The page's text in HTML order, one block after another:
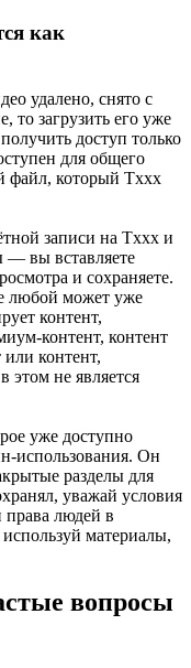
как
удалено, снято с
то загрузить его уже
доступ только
для общего
файл, который Txxx
записи на Txxx и
— вы вставляете
и сохраняете.
любой может уже
контент,
контент, контент
контент,
не является
уже доступно
использования. Он
разделы для
уважай условия
права людей в
материалы,
вопросы